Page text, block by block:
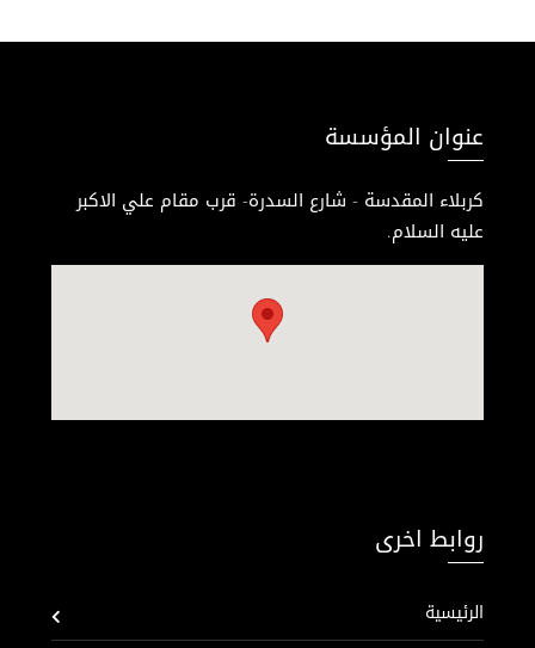
عنوان المؤسسة
كربلاء المقدسة - شارع السدرة- قرب مقام علي الاكبر
عليه السلام.
روابط اخرى
الرئيسية